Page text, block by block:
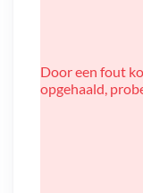
Door een fout
opgehaald,